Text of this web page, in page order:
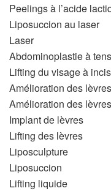
Peelings à l’acide
Liposuccion au laser
Laser
Abdominoplastie à
Lifting du visage à
Amélioration des lèvres
Amélioration des
Implant de lèvres
Lifting des lèvres
Liposculpture
Liposuccion
Lifting liquide